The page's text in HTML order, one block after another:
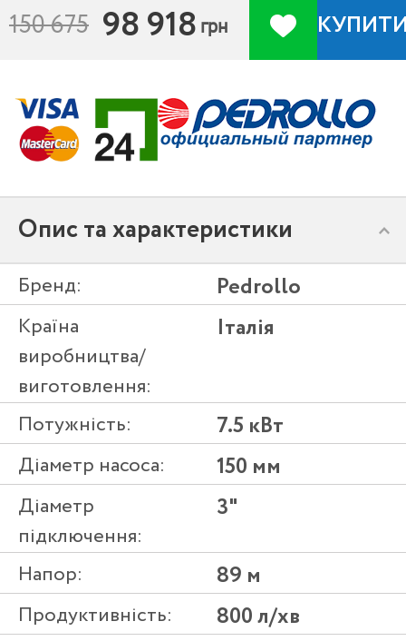
150 675 98 918 грн
Опис та характеристики
Бренд: Pedrollo
Країна
виробництва/
виготовлення:
Італія
Потужність: 7.5 кВт
Діаметр насоса: 150 мм
Діаметр
підключення:
3"
Напор: 89 м
Продуктивність: 800 л/хв